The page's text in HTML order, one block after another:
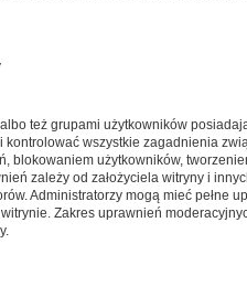
też grupami użytkowników
kontrolować wszystkie zagadnienia
blokowaniem użytkowników,
zależy od założyciela witryny i
Administratorzy mogą mieć pełne
Zakres uprawnień